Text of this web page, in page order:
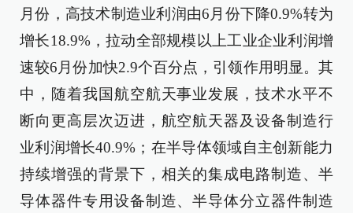
月份，高技术制造业利润由6月份下降0.9%转为
增长18.9%，拉动全部规模以上工业企业利润增
速较6月份加快2.9个百分点，引领作用明显。其
中，随着我国航空航天事业发展，技术水平不
断向更高层次迈进，航空航天器及设备制造行
业利润增长40.9%；在半导体领域自主创新能力
持续增强的背景下，相关的集成电路制造、半
导体器件专用设备制造、半导体分立器件制造